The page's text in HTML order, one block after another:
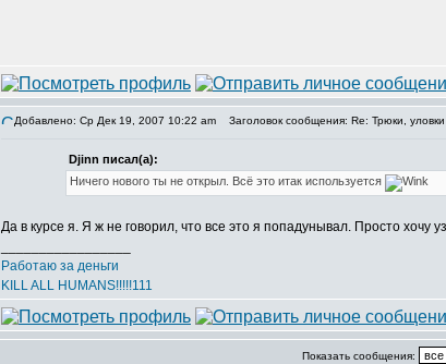
Добавлено: Ср Дек 19, 2007 10:22 am Заголовок сообщения: Re: Трюки,
Djinn писал(а):
Ничего нового ты не открыл. Всё это итак используется
Да в курсе я. Я ж не говорил, что все это я попадунывал. Просто
Работаю за деньги
KILL ALL HUMANS!!!!!111
Показать сообщения: